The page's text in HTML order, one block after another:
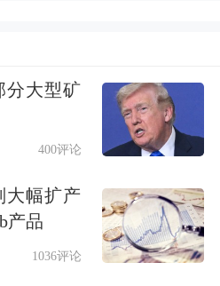
也与招商银行今年
呼应。 截至6月25日
SH600036）报收
，
年内累计跌幅则
市值约9137亿元。
分大型矿
400评论
大幅扩产
产品
1036评论